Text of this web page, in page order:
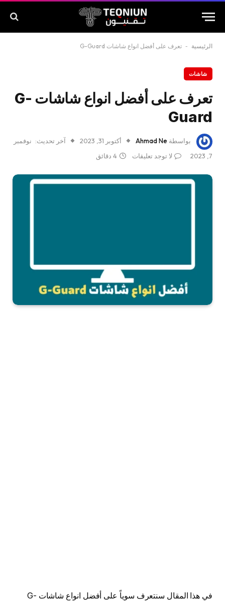
الرئيسية - تعرف على أفضل انواع شاشات G-Guard
شاشات
تعرف على أفضل انواع شاشات G-
Guard
بواسطة Ahmad Ne أكتوبر 31, 2023 آخر تحديث: نوفمبر
7, 2023
لا توجد تعليقات 4 دقائق
في هذا المقال سنتعرف سوياً على أفضل انواع شاشات G-